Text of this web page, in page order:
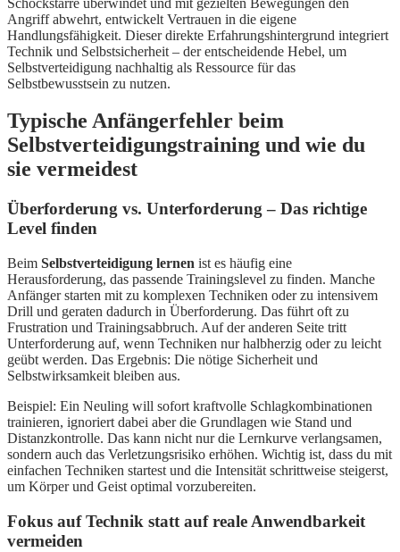
Angriff abwehrt, entwickelt Vertrauen in die eigene
Handlungsfähigkeit. Dieser direkte Erfahrungshintergrund integriert
Technik und Selbstsicherheit – der entscheidende Hebel, um
Selbstverteidigung nachhaltig als Ressource für das
Selbstbewusstsein zu nutzen.
Typische Anfängerfehler beim
Selbstverteidigungstraining und wie du
sie vermeidest
Überforderung vs. Unterforderung – Das richtige
Level finden
Beim Selbstverteidigung lernen ist es häufig eine
Herausforderung, das passende Trainingslevel zu finden. Manche
Anfänger starten mit zu komplexen Techniken oder zu intensivem
Drill und geraten dadurch in Überforderung. Das führt oft zu
Frustration und Trainingsabbruch. Auf der anderen Seite tritt
Unterforderung auf, wenn Techniken nur halbherzig oder zu leicht
geübt werden. Das Ergebnis: Die nötige Sicherheit und
Selbstwirksamkeit bleiben aus.
Beispiel: Ein Neuling will sofort kraftvolle Schlagkombinationen
trainieren, ignoriert dabei aber die Grundlagen wie Stand und
Distanzkontrolle. Das kann nicht nur die Lernkurve verlangsamen,
sondern auch das Verletzungsrisiko erhöhen. Wichtig ist, dass du mit
einfachen Techniken startest und die Intensität schrittweise steigerst,
um Körper und Geist optimal vorzubereiten.
Fokus auf Technik statt auf reale Anwendbarkeit
vermeiden